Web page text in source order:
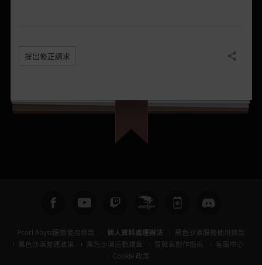
提出修正請求 分享
Pearl Abyss服務使用條款 個人資料處理辦法
黑色沙漠服務使用條款
黑色沙漠營運政策
黑色沙漠活動規章 冒險家創作指南
客服中心
Cookie 政策